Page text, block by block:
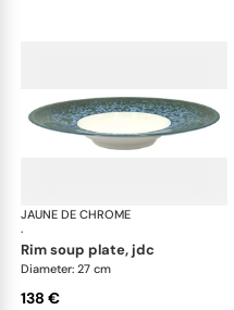
JAUNE DE CHROME
·
rim soup plate, jdc
Diameter: 27 cm
138 €